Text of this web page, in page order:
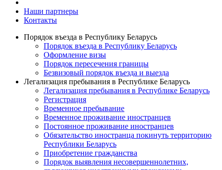
Наши партнеры
Контакты
Порядок въезда в Республику Беларусь
Порядок въезда в Республику Беларусь
Оформление визы
Порядок пересечения границы
Безвизовый порядок въезда и выезда
Легализация пребывания в Республике Беларусь
Легализация пребывания в Республике Беларусь
Регистрация
Временное пребывание
Временное проживание иностранцев
Постоянное проживание иностранцев
Обязательство иностранца покинуть территорию
Республики Беларусь
Приобретение гражданства
Порядок выявления несовершеннолетних,